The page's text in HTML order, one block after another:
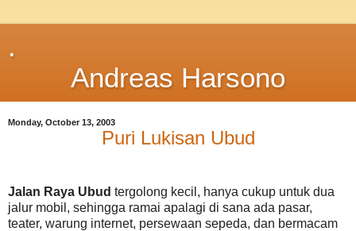
.
Andreas Harsono
Monday, October 13, 2003
Puri Lukisan Ubud
Jalan Raya Ubud tergolong kecil, hanya cukup untuk dua
jalur mobil, sehingga ramai apalagi di sana ada pasar,
teater, warung internet, persewaan sepeda, dan bermacam